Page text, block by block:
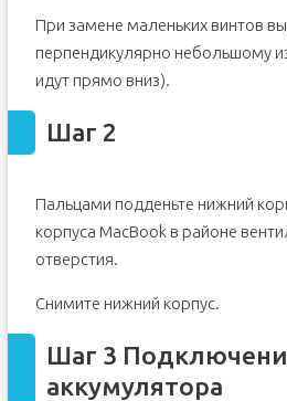
При замене маленьких винтов
перпендикулярно небольшому
идут прямо вниз).
Шаг 2
Пальцами подденьте нижний
корпуса MacBook в районе
отверстия.
Снимите нижний корпус.
Шаг 3
аккумулятора